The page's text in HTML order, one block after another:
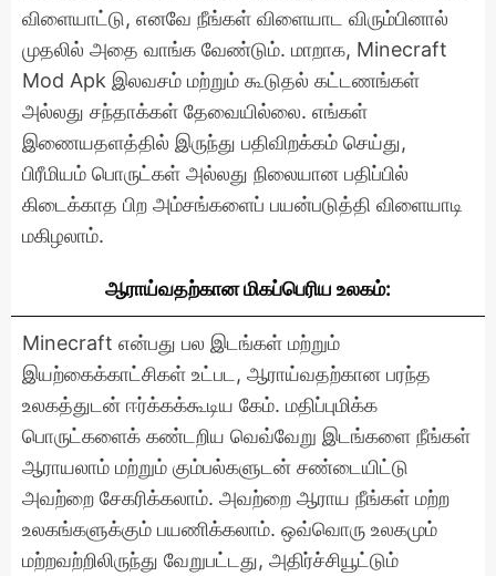
விளையாட்டு, எனவே நீங்கள் விளையாட விரும்பினால்
முதலில் அதை வாங்க வேண்டும். மாறாக, Minecraft
Mod Apk இலவசம் மற்றும் கூடுதல் கட்டணங்கள்
அல்லது சந்தாக்கள் தேவையில்லை. எங்கள்
இணையதளத்தில் இருந்து பதிவிறக்கம் செய்து,
பிரீமியம் பொருட்கள் அல்லது நிலையான பதிப்பில்
கிடைக்காத பிற அம்சங்களைப் பயன்படுத்தி விளையாடி
மகிழலாம்.
ஆராய்வதற்கான மிகப்பெரிய உலகம்:
Minecraft என்பது பல இடங்கள் மற்றும்
இயற்கைக்காட்சிகள் உட்பட, ஆராய்வதற்கான பரந்த
உலகத்துடன் ஈர்க்கக்கூடிய கேம். மதிப்புமிக்க
பொருட்களைக் கண்டறிய வெவ்வேறு இடங்களை நீங்கள்
ஆராயலாம் மற்றும் கும்பல்களுடன் சண்டையிட்டு
அவற்றை சேகரிக்கலாம். அவற்றை ஆராய நீங்கள் மற்ற
உலகங்களுக்கும் பயணிக்கலாம். ஒவ்வொரு உலகமும்
மற்றவற்றிலிருந்து வேறுபட்டது, அதிர்ச்சியூட்டும்